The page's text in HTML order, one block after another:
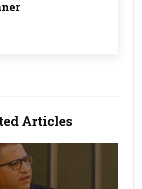
Articles